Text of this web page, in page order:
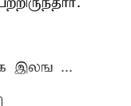
இலங ...